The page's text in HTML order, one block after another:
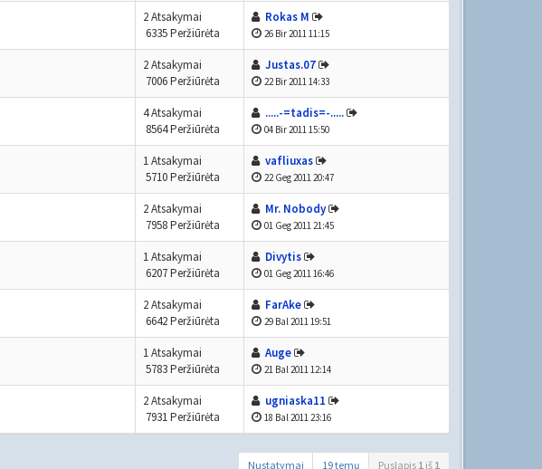
2 Atsakymai
6335 Peržiūrėta
Rokas M
26 Bir 2011 11:15
2 Atsakymai
7006 Peržiūrėta
Justas.07
22 Bir 2011 14:33
4 Atsakymai
8564 Peržiūrėta
.....-=tadis=-.....
04 Bir 2011 15:50
1 Atsakymai
5710 Peržiūrėta
vafliuxas
22 Geg 2011 20:47
2 Atsakymai
7958 Peržiūrėta
Mr. Nobody
01 Geg 2011 21:45
1 Atsakymai
6207 Peržiūrėta
Divytis
01 Geg 2011 16:46
2 Atsakymai
6642 Peržiūrėta
FarAke
29 Bal 2011 19:51
1 Atsakymai
5783 Peržiūrėta
Auge
21 Bal 2011 12:14
2 Atsakymai
7931 Peržiūrėta
ugniaska11
18 Bal 2011 23:16
Nustatymai 19 temų Puslapis 1 iš 1